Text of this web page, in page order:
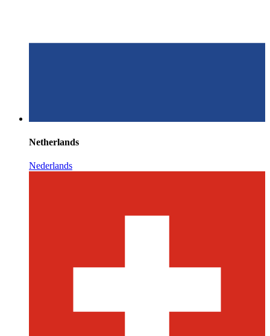
Netherlands
Nederlands